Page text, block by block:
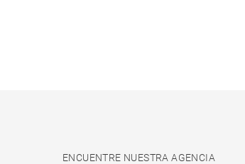
ENCUENTRE NUESTRA AGENCIA